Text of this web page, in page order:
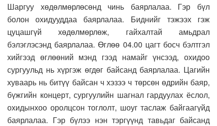
Шаргуу хөдөлмөрлөсөнд чинь баярлалаа. Гэр бүл
болон охидууддаа баярлалаа. Биднийг тэжээх гэж
цуцашгүй хөдөлмөрлөж, гайхалтай амьдрал
бэлэглэсэнд баярлалаа. Өглөө 04.00 цагт босч бэлтгэл
хийгээд өглөөний мэнд гээд намайг үнсээд, охидоо
сургуульд нь хүргэж өгдөг байсанд баярлалаа. Цагийн
хуваарь нь битүү байсан ч хэзээ ч төрсөн өдрийн баяр,
бүжгийн концерт, сургуулийн шагнал гардуулах ёслол,
охидынхоо оролцсон тоглолт, шоуг таслаж байгаагүйд
баярлалаа. Гэр бүлээ нэн тэргүүнд тавьдаг байсанд